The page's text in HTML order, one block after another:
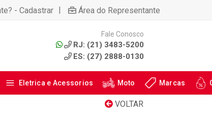
- Cadastrar | Área do Representante
Fale Conosco
RJ: (21) 3483-5200
ES: (27) 2888-0130
Eletrica e Acessorios Moto Marcas
VOLTAR